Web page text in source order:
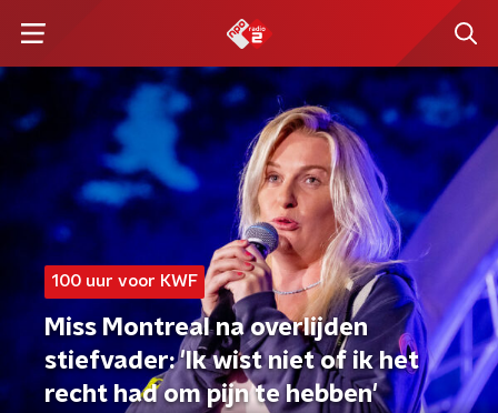
100 uur voor KWF
Miss Montreal na overlijden
stiefvader: 'Ik wist niet of ik het
recht had om pijn te hebben'